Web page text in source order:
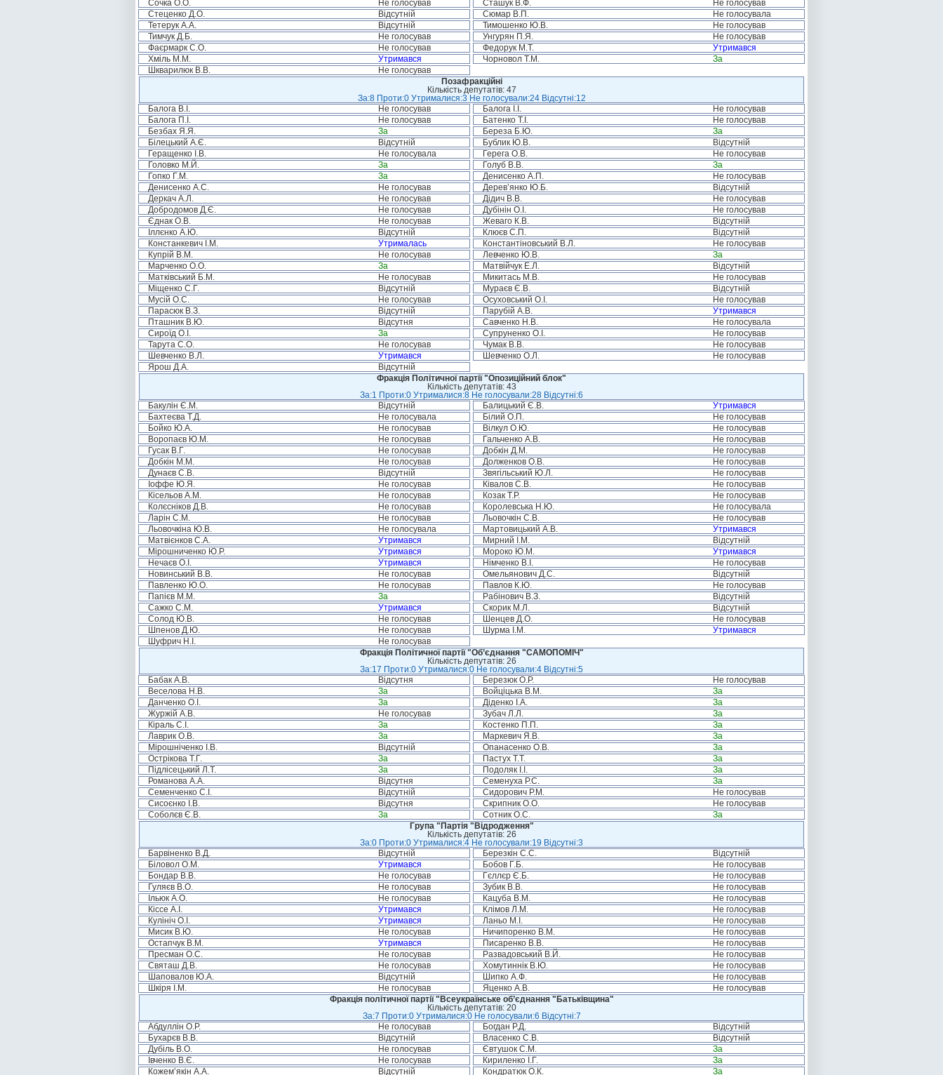
Сочка О.О.
Не голосував Сташук В.Ф.
Не голосував
Стеценко Д.О.
Відсутній Сюмар В.П.
Не голосувала
Тетерук А.А.
Відсутній Тимошенко Ю.В.
Не голосував
Тимчук Д.Б.
Не голосував Унгурян П.Я.
Не голосував
Фаєрмарк С.О.
Не голосував Федорук М.Т.
Утримався
Хміль М.М.
Утримався Чорновол Т.М.
За
Шкварилюк В.В.
Не голосував
Позафракційні
Кількість депутатів: 47
За:8 Проти:0 Утрималися:3 Не голосували:24 Відсутні:12
Балога В.І.
Не голосував Балога І.І.
Не голосував
Балога П.І.
Не голосував Батенко Т.І.
Не голосував
Безбах Я.Я.
За Береза Б.Ю.
За
Білецький А.Є.
Відсутній Бублик Ю.В.
Відсутній
Геращенко І.В.
Не голосувала Герега О.В.
Не голосував
Головко М.Й.
За Голуб В.В.
За
Гопко Г.М.
За Денисенко А.П.
Не голосував
Денисенко А.С.
Не голосував Дерев’янко Ю.Б.
Відсутній
Деркач А.Л.
Не голосував Дідич В.В.
Не голосував
Добродомов Д.Є.
Не голосував Дубінін О.І.
Не голосував
Єднак О.В.
Не голосував Жеваго К.В.
Відсутній
Іллєнко А.Ю.
Відсутній Клюєв С.П.
Відсутній
Констанкевич І.М.
Утрималась Константіновський В.Л.
Не голосував
Купрій В.М.
Не голосував Левченко Ю.В.
За
Марченко О.О.
За Матвійчук Е.Л.
Відсутній
Матківський Б.М.
Не голосував Микитась М.В.
Не голосував
Міщенко С.Г.
Відсутній Мураєв Є.В.
Відсутній
Мусій О.С.
Не голосував Осуховський О.І.
Не голосував
Парасюк В.З.
Відсутній Парубій А.В.
Утримався
Пташник В.Ю.
Відсутня Савченко Н.В.
Не голосувала
Сироїд О.І.
За Супруненко О.І.
Не голосував
Тарута С.О.
Не голосував Чумак В.В.
Не голосував
Шевченко В.Л.
Утримався Шевченко О.Л.
Не голосував
Ярош Д.А.
Відсутній
Фракція Політичної партії "Опозиційний блок"
Кількість депутатів: 43
За:1 Проти:0 Утрималися:8 Не голосували:28 Відсутні:6
Бакулін Є.М.
Відсутній Балицький Є.В.
Утримався
Бахтеєва Т.Д.
Не голосувала Білий О.П.
Не голосував
Бойко Ю.А.
Не голосував Вілкул О.Ю.
Не голосував
Воропаєв Ю.М.
Не голосував Гальченко А.В.
Не голосував
Гусак В.Г.
Не голосував Добкін Д.М.
Не голосував
Добкін М.М.
Не голосував Долженков О.В.
Не голосував
Дунаєв С.В.
Відсутній Звягільський Ю.Л.
Не голосував
Іоффе Ю.Я.
Не голосував Ківалов С.В.
Не голосував
Кісельов А.М.
Не голосував Козак Т.Р.
Не голосував
Колєсніков Д.В.
Не голосував Королевська Н.Ю.
Не голосувала
Ларін С.М.
Не голосував Льовочкін С.В.
Не голосував
Льовочкіна Ю.В.
Не голосувала Мартовицький А.В.
Утримався
Матвієнков С.А.
Утримався Мирний І.М.
Відсутній
Мірошниченко Ю.Р.
Утримався Мороко Ю.М.
Утримався
Нечаєв О.І.
Утримався Німченко В.І.
Не голосував
Новинський В.В.
Не голосував Омельянович Д.С.
Відсутній
Павленко Ю.О.
Не голосував Павлов К.Ю.
Не голосував
Папієв М.М.
За Рабінович В.З.
Відсутній
Сажко С.М.
Утримався Скорик М.Л.
Відсутній
Солод Ю.В.
Не голосував Шенцев Д.О.
Не голосував
Шпенов Д.Ю.
Не голосував Шурма І.М.
Утримався
Шуфрич Н.І.
Не голосував
Фракція Політичної партії "Об’єднання "САМОПОМІЧ"
Кількість депутатів: 26
За:17 Проти:0 Утрималися:0 Не голосували:4 Відсутні:5
Бабак А.В.
Відсутня Березюк О.Р.
Не голосував
Веселова Н.В.
За Войціцька В.М.
За
Данченко О.І.
За Діденко І.А.
За
Журжій А.В.
Не голосував Зубач Л.Л.
За
Кіраль С.І.
За Костенко П.П.
За
Лаврик О.В.
За Маркевич Я.В.
За
Мірошніченко І.В.
Відсутній Опанасенко О.В.
За
Острікова Т.Г.
За Пастух Т.Т.
За
Підлісецький Л.Т.
За Подоляк І.І.
За
Романова А.А.
Відсутня Семенуха Р.С.
За
Семенченко С.І.
Відсутній Сидорович Р.М.
Не голосував
Сисоєнко І.В.
Відсутня Скрипник О.О.
Не голосував
Соболєв Є.В.
За Сотник О.С.
За
Група "Партія "Відродження"
Кількість депутатів: 26
За:0 Проти:0 Утрималися:4 Не голосували:19 Відсутні:3
Барвіненко В.Д.
Відсутній Березкін С.С.
Відсутній
Біловол О.М.
Утримався Бобов Г.Б.
Не голосував
Бондар В.В.
Не голосував Гєллєр Є.Б.
Не голосував
Гуляєв В.О.
Не голосував Зубик В.В.
Не голосував
Ільюк А.О.
Не голосував Кацуба В.М.
Не голосував
Кіссе А.І.
Утримався Клімов Л.М.
Не голосував
Кулініч О.І.
Утримався Ланьо М.І.
Не голосував
Мисик В.Ю.
Не голосував Ничипоренко В.М.
Не голосував
Остапчук В.М.
Утримався Писаренко В.В.
Не голосував
Пресман О.С.
Не голосував Развадовський В.Й.
Не голосував
Святаш Д.В.
Не голосував Хомутиннік В.Ю.
Не голосував
Шаповалов Ю.А.
Відсутній Шипко А.Ф.
Не голосував
Шкіря І.М.
Не голосував Яценко А.В.
Не голосував
Фракція політичної партії "Всеукраїнське об’єднання "Батьківщина"
Кількість депутатів: 20
За:7 Проти:0 Утрималися:0 Не голосували:6 Відсутні:7
Абдуллін О.Р.
Не голосував Богдан Р.Д.
Відсутній
Бухарєв В.В.
Відсутній Власенко С.В.
Відсутній
Дубіль В.О.
Не голосував Євтушок С.М.
За
Івченко В.Є.
Не голосував Кириленко І.Г.
За
Кожем’якін А.А.
Відсутній Кондратюк О.К. За